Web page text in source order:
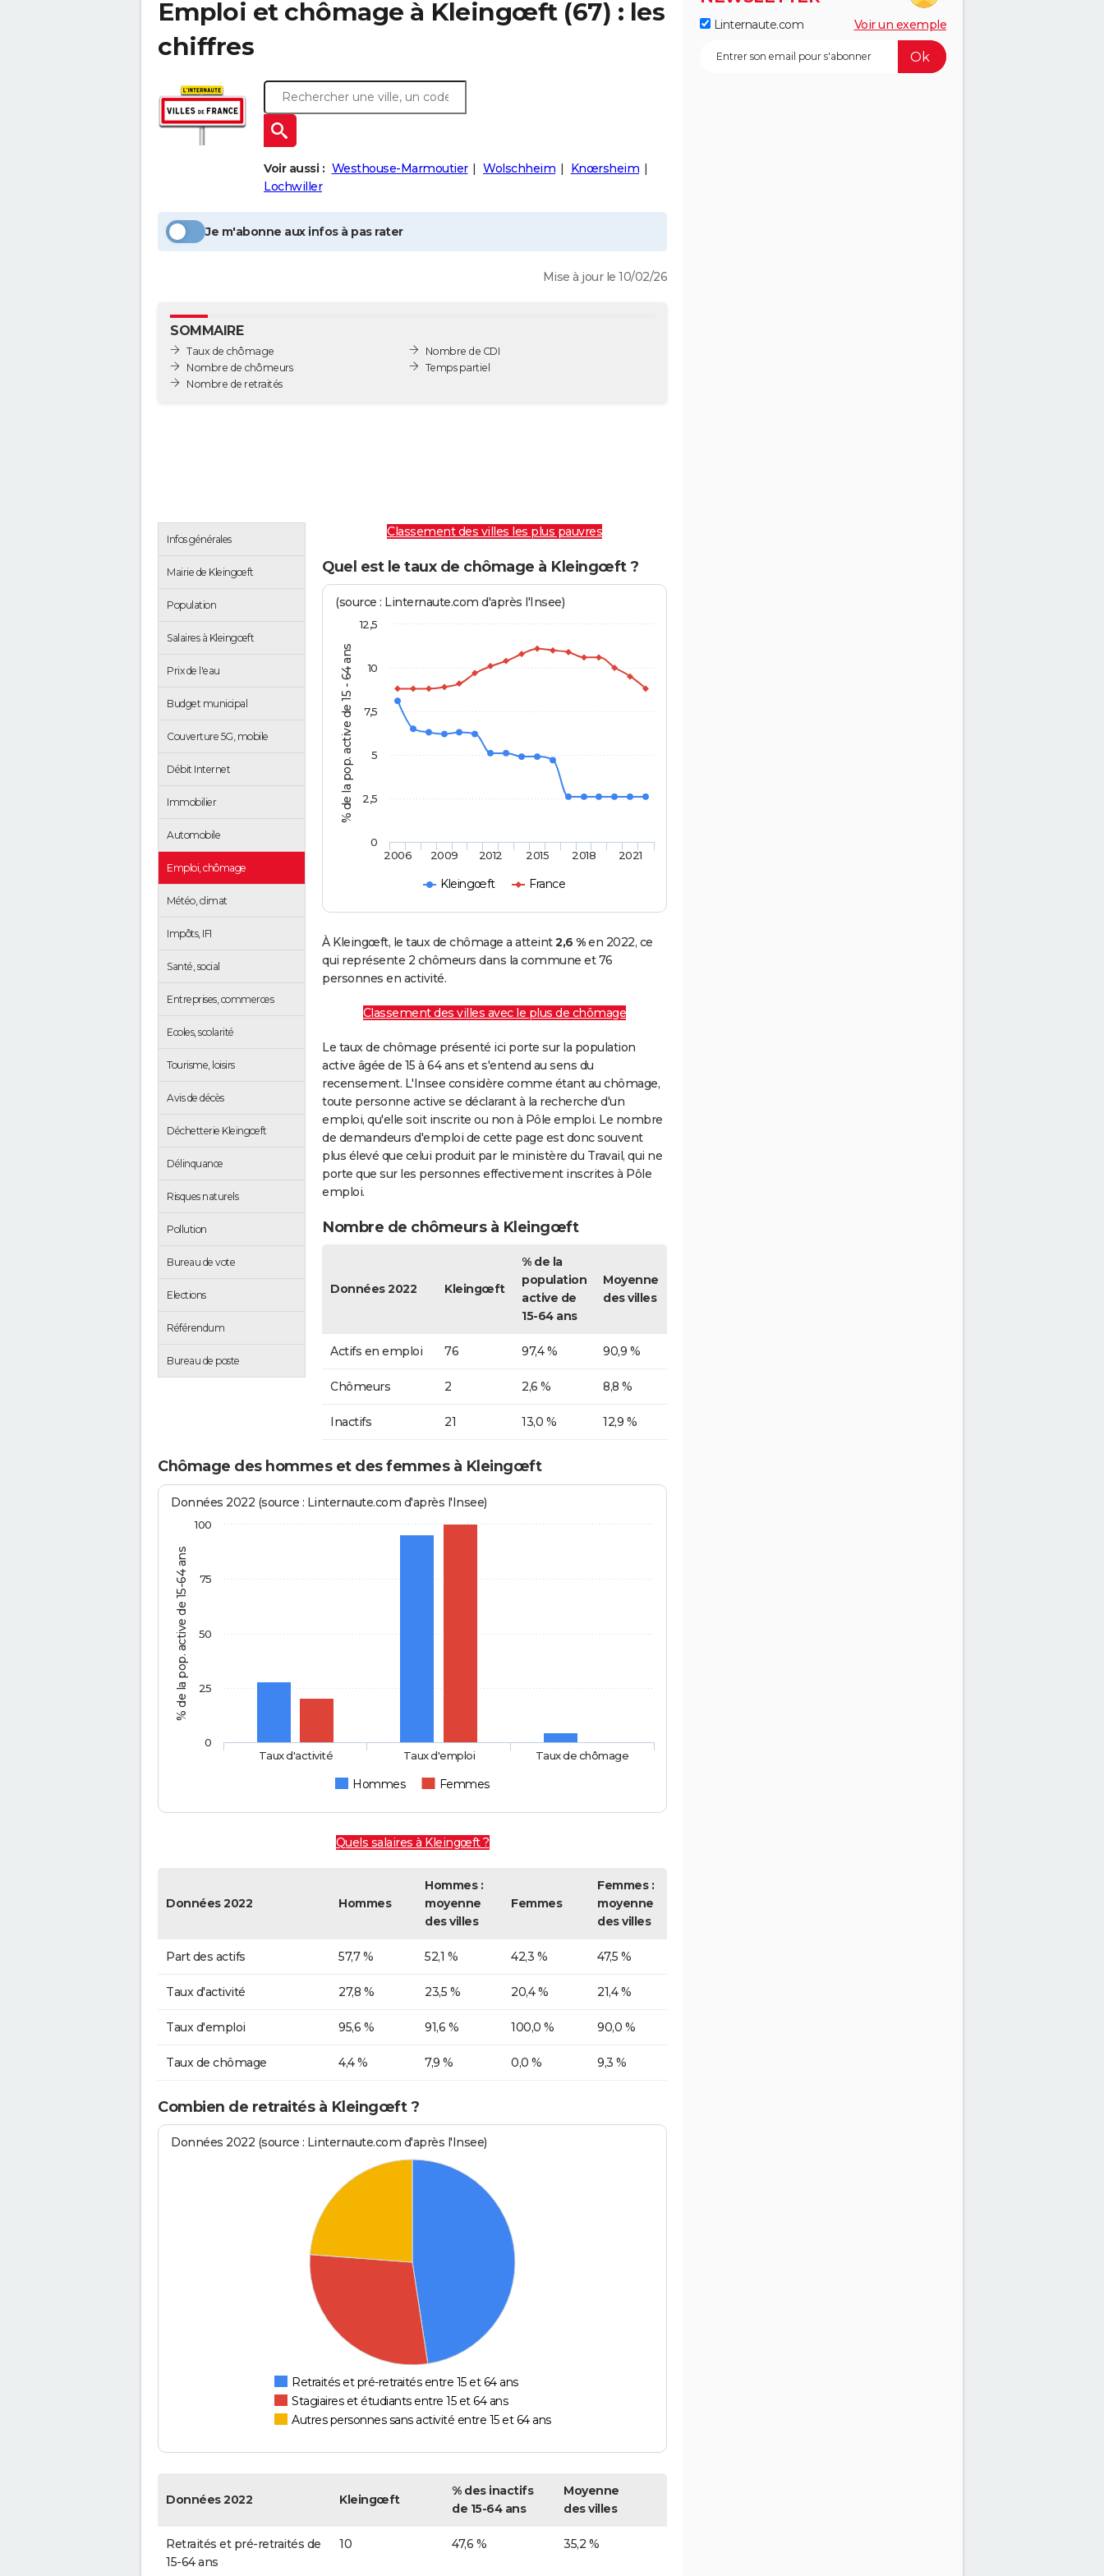
Emploi et chômage à Kleingœft(67) : les
chiffres
Voir aussi : Westhouse-Marmoutier Wolschheim
Knœrsheim
Lochwiller
Je m'abonne aux infos à pas rater
Mise à jour le 10/02/26
SOMMAIRE
Taux de chômage
Nombre de chômeurs
Nombre de retraités
Nombre de CDI
Temps partiel
Infos générales
Mairie de Kleingœft
Population
Salaires à Kleingœft
Prix de l'eau
Budget municipal
Couverture 5G, mobile
Débit Internet
Immobilier
Automobile
Emploi, chômage
Météo, climat
Impôts, IFI
Santé, social
Entreprises, commerces
Ecoles, scolarité
Tourisme, loisirs
Avis de décès
Déchetterie Kleingœft
Délinquance
Risques naturels
Pollution
Bureau de vote
Elections
Référendum
Bureau de poste
Classement des villes les plus pauvres
Quel est le taux de chômage à Kleingœft ?
% de la pop. active de 15 - 64 ans
(source : Linternaute.com d'après l'Insee)
Kleingœft France
2006 2009 2012 2015 2018 2021
0
2,5
5
7,5
10
12,5
À Kleingœft, le taux de chômage a atteint2,6 %en 2022, ce
qui représente 2 chômeurs dans la commune et 76
personnes en activité.
Classement des villes avec le plus de chômage
Le taux de chômage présenté ici porte sur la population
active âgée de 15 à 64 ans et s'entend au sens du
recensement. L'Insee considère comme étant au chômage,
toute personne active se déclarant à la recherche d'un
emploi, qu'elle soit inscrite ou non à Pôle emploi. Le nombre
de demandeurs d'emploi de cette page est donc souvent
plus élevé que celui produit par le ministère du Travail, qui ne
porte que sur les personnes effectivement inscrites à Pôle
emploi.
Nombre de chômeurs à Kleingœft
Données 2022 Kleingœft
% de la
population
active de
15-64 ans
Moyenne
des villes
Actifs en emploi 76 97,4 % 90,9 %
Chômeurs 2 2,6 % 8,8 %
Inactifs 21 13,0 % 12,9 %
Chômage des hommes et des femmes à Kleingœft
% de la pop. active de 15-64 ans
Données 2022 (source : Linternaute.com d'après l'Insee)
Hommes Femmes
Taux d'activité Taux d'emploi Taux de chômage
0
25
50
75
100
Quels salaires à Kleingœft ?
Données 2022 Hommes
Hommes :
moyenne
des villes
Femmes
Femmes :
moyenne
des villes
Part des actifs 57,7 % 52,1 % 42,3 % 47,5 %
Taux d'activité 27,8 % 23,5 % 20,4 % 21,4 %
Taux d'emploi 95,6 % 91,6 % 100,0 % 90,0 %
Taux de chômage 4,4 % 7,9 % 0,0 % 9,3 %
Combien de retraités à Kleingœft ?
Données 2022 (source : Linternaute.com d'après l'Insee)
Retraités et pré-retraités entre 15 et 64 ans
Stagiaires et étudiants entre 15 et 64 ans
Autres personnes sans activité entre 15 et 64 ans
Données 2022 Kleingœft
% des inactifs
de 15-64 ans
Moyenne
des villes
Retraités et pré-retraités de
15-64 ans
10 47,6 % 35,2 %
Linternaute.com Voir un exemple